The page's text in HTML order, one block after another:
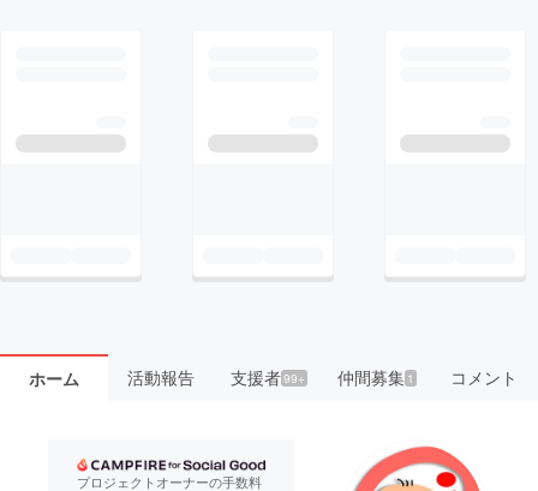
ホーム 活動報告 支援者99+ 仲間募集 1 コメント
プロジェクトオーナーの手数料